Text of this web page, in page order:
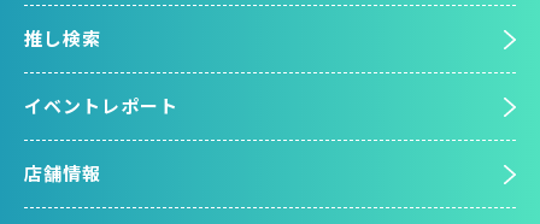
推し検索
イベントレポート
店舗情報